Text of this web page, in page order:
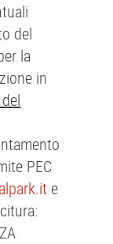
del
la
in
PEC
e